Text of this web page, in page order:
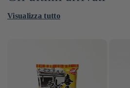
Visualizza tutto